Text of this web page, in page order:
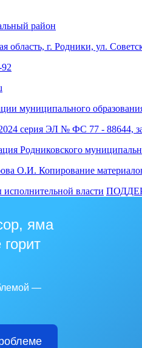
район
область, г. Родники, ул.
муниципального
серия ЭЛ № ФС 77 - 88644,
Родниковского
О.И. Копирование
власти
яма
—